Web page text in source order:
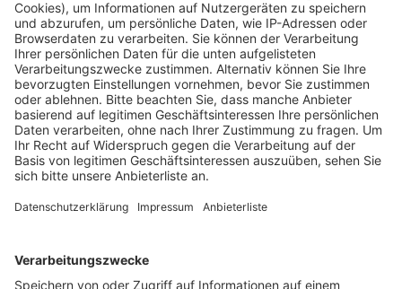
Anzeige
Anzeige
Vorstellen brauchen wir ihn euch nicht. Seit 2003
treibt Jürgen Bangert nun als "Elvis Eifel" seine Späße
am Telefon mit seinen Hörerinnen und Hörern im Radio.
wenn auch nicht immer. Und weil ihr nicht genug von
gegangen. Somit steht euch Elvis rund um die Uhr zur
Verfügung. Hier bekommt Ihr außerdem den